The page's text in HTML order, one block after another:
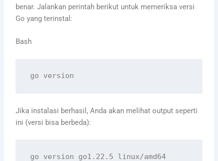
benar. Jalankan perintah berikut untuk memeriksa versi
Go yang terinstal:
Bash
Jika instalasi berhasil, Anda akan melihat output seperti
ini (versi bisa berbeda):
go version go1.22.5 linux/amd64